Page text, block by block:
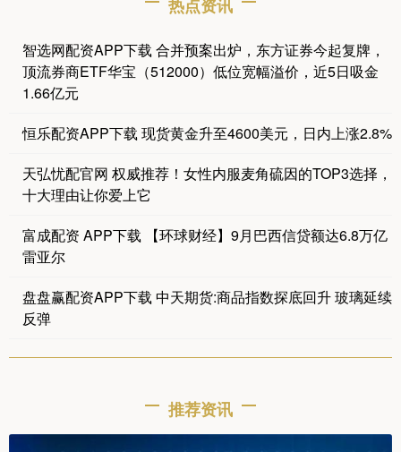
热点资讯
智选网配资APP下载 合并预案出炉，东方证券今起复牌，
顶流券商ETF华宝（512000）低位宽幅溢价，近5日吸金
1.66亿元
恒乐配资APP下载 现货黄金升至4600美元，日内上涨2.8%
天弘忧配官网 权威推荐！女性内服麦角硫因的TOP3选择，
十大理由让你爱上它
富成配资 APP下载 【环球财经】9月巴西信贷额达6.8万亿
雷亚尔
盘盘赢配资APP下载 中天期货:商品指数探底回升 玻璃延续
反弹
推荐资讯